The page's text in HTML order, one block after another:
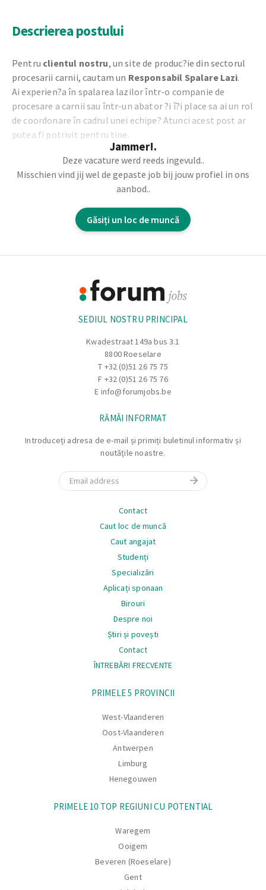
Descrierea postului
Pentru clientul nostru, un site de produc?ie din sectorul
procesarii carnii, cautam un Responsabil Spalare Lazi.
Ai experien?a în spalarea lazilor într-o companie de
procesare a carnii sau într-un abator ?i î?i place sa ai un rol
de coordonare în cadrul unei echipe? Atunci acest post ar
putea fi potrivit pentru tine.
Responsabilita?ile tale
E?ti responsabil de cura?area corecta ?i igienica a
lazilor, conform normelor de siguran?a alimentara.
Lucrezi îndeaproape cu colegii pentru a asigura un flux
de lucru eficient ?i fara probleme.
Te ocupi de cura?area instala?iei, inclusiv în afara
programului standard, daca este necesar.
Jammer!.
Deze vacature werd reeds ingevuld..
Misschien vind jij wel de gepaste job bij jouw profiel in ons
aanbod..
Găsiți un loc de muncă
SEDIUL NOSTRU PRINCIPAL
Kwadestraat 149a bus 3.1
8800 Roeselare
T +32 (0)51 26 75 75
F +32 (0)51 26 75 76
E info@forumjobs.be
RĂMÂI INFORMAT
Introduceți adresa de e-mail și primiți buletinul informativ și
noutățile noastre.
Email
Contact
Caut loc de muncă
Caut angajat
Studenți
Specializări
Aplicați sponaan
Birouri
Despre noi
Știri și povești
Contact
ÎNTREBĂRI FRECVENTE
PRIMELE 5 PROVINCII
West-Vlaanderen
Oost-Vlaanderen
Antwerpen
Limburg
Henegouwen
PRIMELE 10 TOP REGIUNI CU POTENTIAL
Waregem
Ooigem
Beveren (Roeselare)
Gent